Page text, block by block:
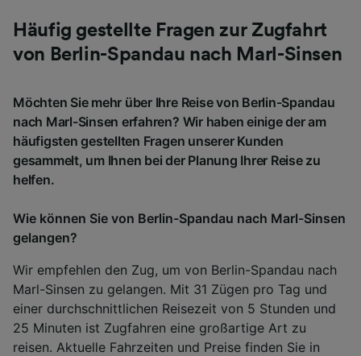
Häufig gestellte Fragen zur Zugfahrt
von Berlin-Spandau nach Marl-Sinsen
Möchten Sie mehr über Ihre Reise von Berlin-Spandau
nach Marl-Sinsen erfahren? Wir haben einige der am
häufigsten gestellten Fragen unserer Kunden
gesammelt, um Ihnen bei der Planung Ihrer Reise zu
helfen.
Wie können Sie von Berlin-Spandau nach Marl-Sinsen
gelangen?
Wir empfehlen den Zug, um von Berlin-Spandau nach
Marl-Sinsen zu gelangen. Mit 31 Zügen pro Tag und
einer durchschnittlichen Reisezeit von 5 Stunden und
25 Minuten ist Zugfahren eine großartige Art zu
reisen. Aktuelle Fahrzeiten und Preise finden Sie in